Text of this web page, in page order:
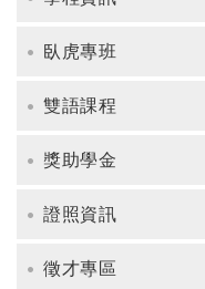
臥虎專班
雙語課程
獎助學金
證照資訊
徵才專區